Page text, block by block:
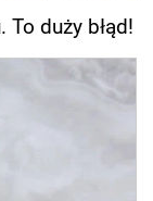
duży błąd!